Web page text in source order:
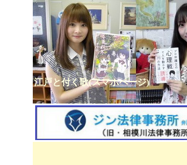
江戸と付く歌(スマホページ)